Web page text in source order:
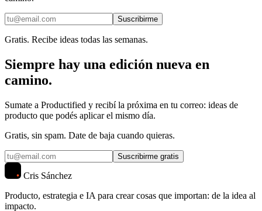
Suscribirme
Gratis. Recibe ideas todas las semanas.
Siempre hay una edición nueva en
camino.
Sumate a Productified y recibí la próxima en tu correo: ideas de
producto que podés aplicar el mismo día.
Gratis, sin spam. Date de baja cuando quieras.
Suscribirme gratis
Cris Sánchez
Producto, estrategia e IA para crear cosas que importan: de la idea al
impacto.